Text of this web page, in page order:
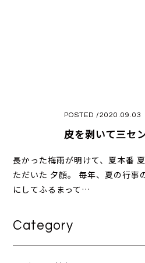
POSTED /2020.09.03
皮を剥いて三セ
長かった梅雨が明けて、夏本番
ただいた 夕顔。 毎年、夏の行事
にしてふるまって…
Category